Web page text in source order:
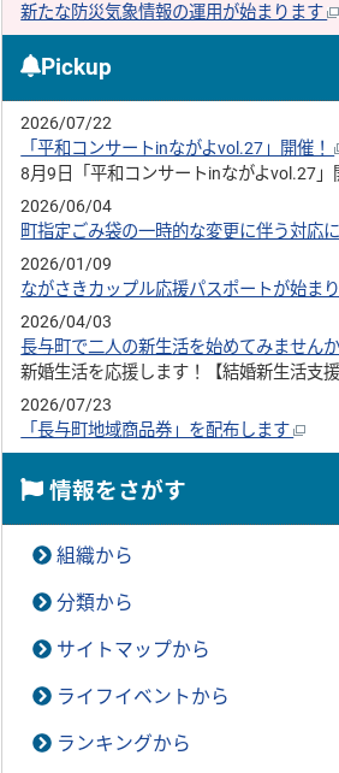
新たな防災気象情報の運用が始まります
Pickup
2026/07/22
「平和コンサートinながよvol.27」開催！
8月9日「平和コンサートinながよvol.27」
2026/06/04
町指定ごみ袋の一時的な変更に伴う対応
2026/01/09
ながさきカップル応援パスポートが始ま
2026/04/03
長与町で二人の新生活を始めてみません
新婚生活を応援します！【結婚新生活支援
2026/07/23
「長与町地域商品券」を配布します
情報をさがす
組織から
分類から
サイトマップから
ライフイベントから
ランキングから